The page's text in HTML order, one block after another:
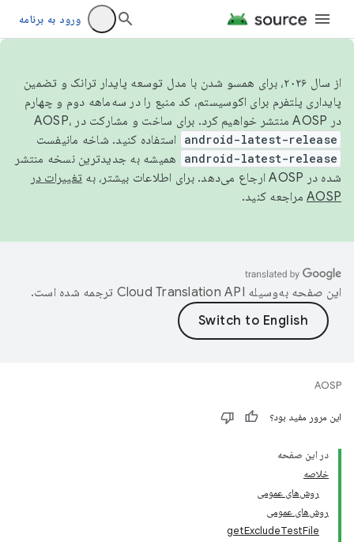
ورود به برنامه
از سال ۲۰۲۶، برای همسو شدن با مدل توسعه پایدار ترانک و تضمین
پایداری پلتفرم برای اکوسیستم، کد منبع را در سه‌ماهه دوم و چهارم
در AOSP منتشر خواهیم کرد. برای ساخت و مشارکت در AOSP،
android-latest-release استفاده کنید. شاخه مانیفست
android-latest-release
همیشه به جدیدترین نسخه منتشر
شده در AOSP ارجاع می‌دهد. برای اطلاعات بیشتر، به
تغییرات در
AOSP مراجعه کنید.
این صفحه به‌وسیله ترجمه شده است.
AOSP
این مرور مفید بود؟
در این صفحه
خلاصه
روش‌های عمومی
روش‌های عمومی
getExcludeTestFile